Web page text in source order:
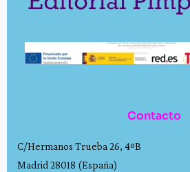
Contacto
C/Hermanos Trueba 26, 4ºB
Madrid 28018 (España)